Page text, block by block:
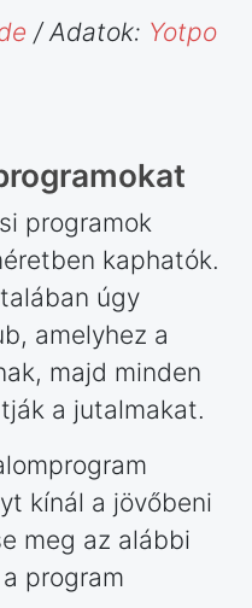
/ Adatok: Yotpo
programok
kaphatók.
úgy
amelyhez a
majd minden
a jutalmakat.
kínál a jövőbeni
meg az alábbi
program